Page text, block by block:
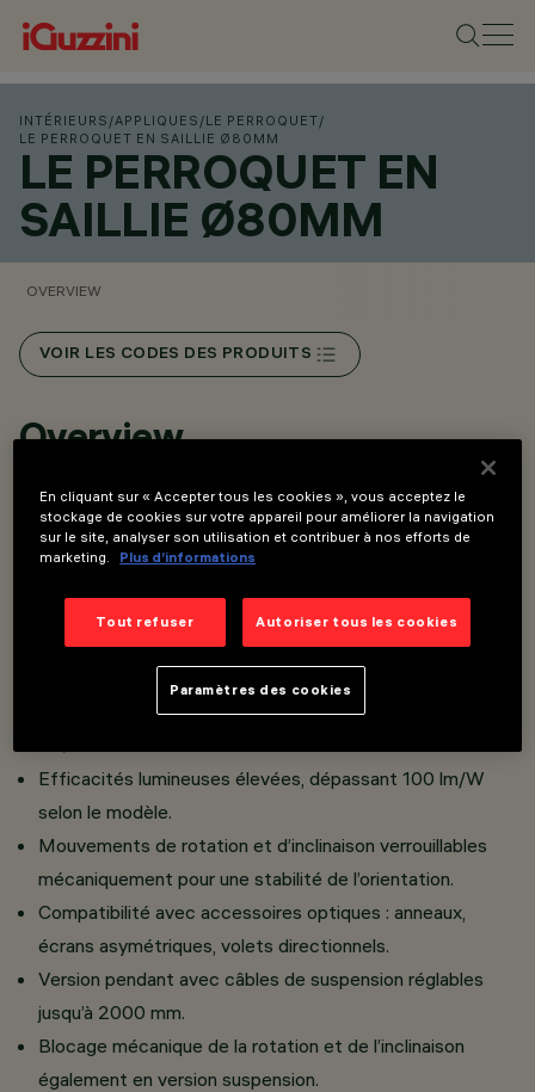
INTÉRIEURS /APPLIQUES /LE PERROQUET/
LE PERROQUET EN SAILLIE Ø80MM
LE PERROQUET EN
SAILLIE Ø80MM
OVERVIEW
VOIR LES CODES DES PRODUITS
Overview
Corps en aluminium moulé sous pression et matériau
thermoplastique haute résistance.
façonnage précis du faisceau lumineux.
Disponible en finitions vives ou neutres, adaptées à
différents environnements.
Versions Spot et Pendant disponibles en diamètres ø55
Efficacités lumineuses élevées, dépassant 100 lm/W
selon le modèle.
Mouvements de rotation et d’inclinaison verrouillables
mécaniquement pour une stabilité de l’orientation.
Compatibilité avec accessoires optiques : anneaux,
écrans asymétriques, volets directionnels.
Version pendant avec câbles de suspension réglables
jusqu’à 2000 mm.
Blocage mécanique de la rotation et de l’inclinaison
également en version suspension.
En cliquant sur « Accepter tous les cookies », vous acceptez le
stockage de cookies sur votre appareil pour améliorer la navigation
sur le site, analyser son utilisation et contribuer à nos efforts de
marketing.
Plus d’informations
Tout refuser Autoriser tous les cookies
Paramètres des cookies